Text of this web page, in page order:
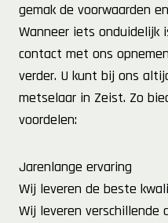
gemak de voorwaarden
Wanneer iets onduidelijk
contact met ons
verder. U kunt bij ons
metselaar in Zeist. Zo
voordelen:
Jarenlange ervaring
Wij leveren de beste
Wij leveren verschillende